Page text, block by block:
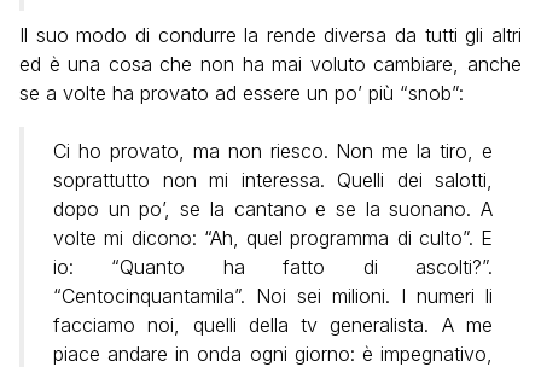
Il suo modo di condurre la rende diversa da tutti gli altri
ed è una cosa che non ha mai voluto cambiare, anche
se a volte ha provato ad essere un po’ più “snob”:
Ci ho provato, ma non riesco. Non me la tiro, e
soprattutto non mi interessa. Quelli dei salotti,
dopo un po’, se la cantano e se la suonano. A
volte mi dicono: “Ah, quel programma di culto”. E
io: “Quanto ha fatto di ascolti?”.
“Centocinquantamila”. Noi sei milioni. I numeri li
facciamo noi, quelli della tv generalista. A me
piace andare in onda ogni giorno: è impegnativo,